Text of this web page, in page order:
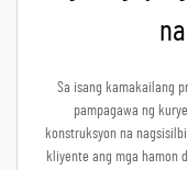
Sa isang kamakailang
pampagawa ng
konstruksyon na
kliyente ang mga hamon